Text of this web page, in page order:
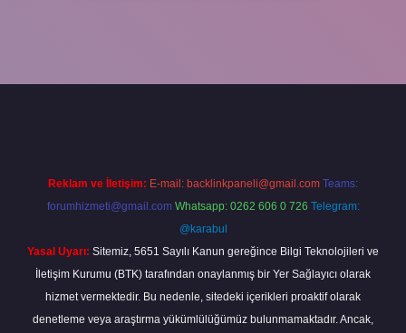
Reklam ve İletişim: E-mail: backlinkpaneli@gmail.com Teams:
forumhizmeti@gmail.com Whatsapp: 0262 606 0 726 Telegram:
@karabul
Yasal Uyarı: Sitemiz, 5651 Sayılı Kanun gereğince Bilgi Teknolojileri ve
İletişim Kurumu (BTK) tarafından onaylanmış bir Yer Sağlayıcı olarak
hizmet vermektedir. Bu nedenle, sitedeki içerikleri proaktif olarak
denetleme veya araştırma yükümlülüğümüz bulunmamaktadır. Ancak,